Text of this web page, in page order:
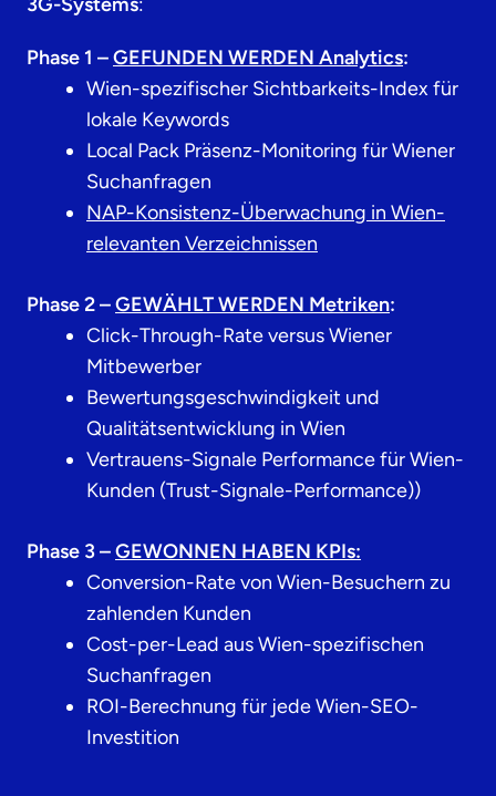
Phase 1 –GEFUNDEN WERDEN Analytics:
Wien-spezifischer Sichtbarkeits-Index für
lokale Keywords
Local Pack Präsenz-Monitoring für Wiener
Suchanfragen
NAP-Konsistenz-Überwachung in Wien-
relevanten Verzeichnissen
Phase 2 –GEWÄHLT WERDEN Metriken:
Click-Through-Rate versus Wiener
Mitbewerber
Bewertungsgeschwindigkeit und
Qualitätsentwicklung in Wien
Vertrauens-Signale Performance für Wien-
Kunden (Trust-Signale-Performance))
Phase 3 –GEWONNEN HABEN KPIs:
Conversion-Rate von Wien-Besuchern zu
zahlenden Kunden
Cost-per-Lead aus Wien-spezifischen
Suchanfragen
ROI-Berechnung für jede Wien-SEO-
Investition